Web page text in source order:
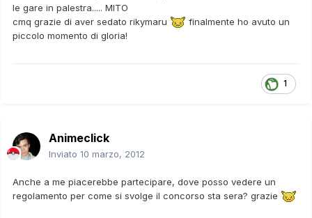
le gare in palestra..... MITO
cmq grazie di aver sedato rikymaru
finalmente ho avuto un
piccolo momento di gloria!
1
Animeclick
Inviato 10 marzo, 2012
Anche a me piacerebbe partecipare, dove posso vedere un
regolamento per come si svolge il concorso sta sera? grazie